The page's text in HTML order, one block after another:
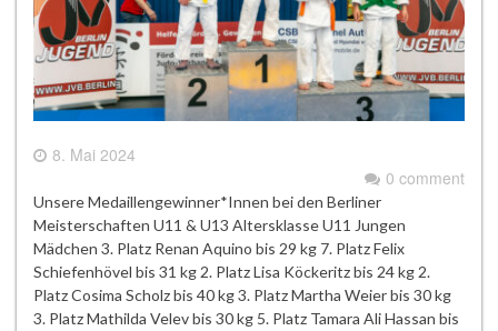
8. Mai 2024
0 comment
Unsere Medaillengewinner*Innen bei den Berliner
Meisterschaften U11 & U13 Altersklasse U11 Jungen
Mädchen 3. Platz Renan Aquino bis 29 kg 7. Platz Felix
Schiefenhövel bis 31 kg 2. Platz Lisa Köckeritz bis 24 kg 2.
Platz Cosima Scholz bis 40 kg 3. Platz Martha Weier bis 30 kg
3. Platz Mathilda Velev bis 30 kg 5. Platz Tamara Ali Hassan bis